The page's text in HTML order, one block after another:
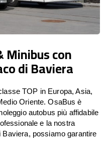
Minibus con
di Baviera
TOP in Europa, Asia,
Oriente. OsaBus è
autobus più affidabile
e la nostra
possiamo garantire